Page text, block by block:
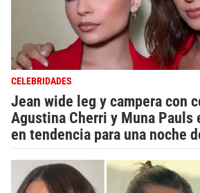
CELEBRIDADES
Jean wide leg y campera con
Agustina Cherri y Muna
en tendencia para una noche